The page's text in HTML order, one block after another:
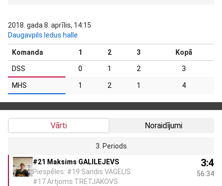
2018. gada 8. aprīlis, 14:15
Daugavpils ledus halle
Komanda 1 2 3 Kopā
DSS 0 1 2 3
MHS 1 2 1 4
Vārti Noraidījumi
3. Periods
#21 Maksims GALILEJEVS
Piespēles: #19 Sandis VAGELIS
#17 Artjoms TRETJAKOVS
3:4
56:34